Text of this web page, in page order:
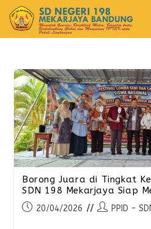
Borong Juara di Tingkat
SDN 198 Mekarjaya Siap
20/04/2026 PPID -